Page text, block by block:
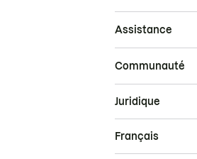
Assistance
Communauté
Juridique
Français